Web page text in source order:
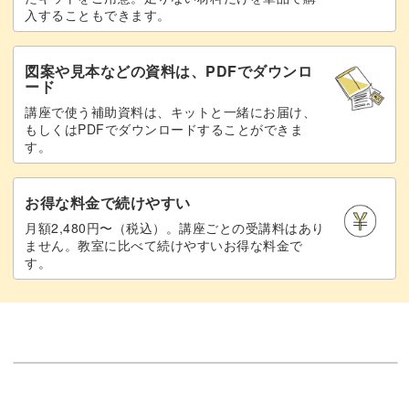
入することもできます。
図案や見本などの資料は、PDFでダウンロ
ード
講座で使う補助資料は、キットと一緒にお届け、
もしくはPDFでダウンロードすることができま
す。
お得な料金で続けやすい
月額2,480円〜（税込）。講座ごとの受講料はあり
ません。教室に比べて続けやすいお得な料金で
す。